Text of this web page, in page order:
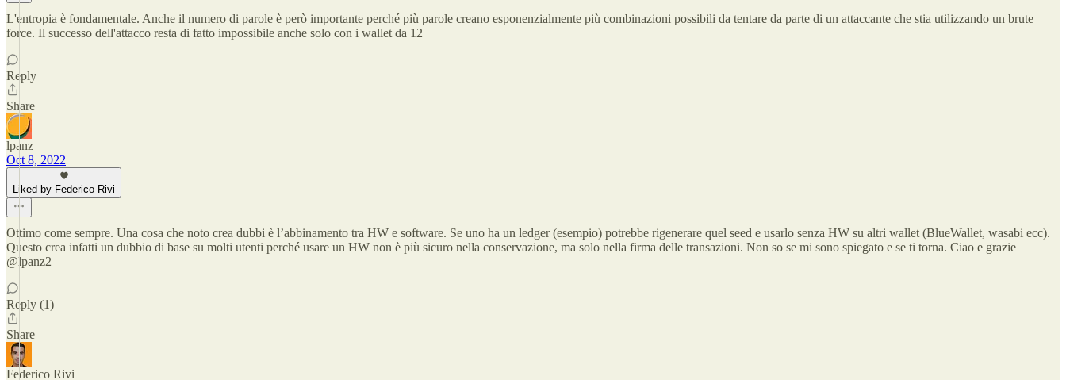
L'entropia è fondamentale. Anche il numero di parole è però importante perché più parole creano esponenzialmente più combinazioni possibili da tentare da parte di un attaccante che stia utilizzando un brute
force. Il successo dell'attacco resta di fatto impossibile anche solo con i wallet da 12
Reply
Share
lpanz
Oct 8, 2022
Liked by Federico Rivi
Ottimo come sempre. Una cosa che noto crea dubbi è l’abbinamento tra HW e software. Se uno ha un ledger (esempio) potrebbe rigenerare quel seed e usarlo senza HW su altri wallet (BlueWallet, wasabi ecc).
Questo crea infatti un dubbio di base su molti utenti perché usare un HW non è più sicuro nella conservazione, ma solo nella firma delle transazioni. Non so se mi sono spiegato e se ti torna. Ciao e grazie
@lpanz2
Reply (1)
Share
Federico Rivi